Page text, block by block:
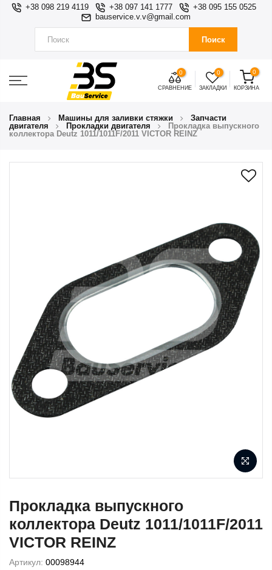
+38 098 219 4119 +38 097 141 1777
+38 095 155 0525
bauservice.v.v@gmail.com
Поиск
0
СРАВНЕНИЕ
0
ЗАКЛАДКИ
0
КОРЗИНА
Главная Машины для заливки стяжки
Запчасти
двигателя
Прокладки двигателя
Прокладка выпускного
коллектора Deutz 1011/1011F/2011 VICTOR REINZ
Прокладка выпускного
коллектора Deutz 1011/1011F/2011
VICTOR REINZ
Артикул: 00098944